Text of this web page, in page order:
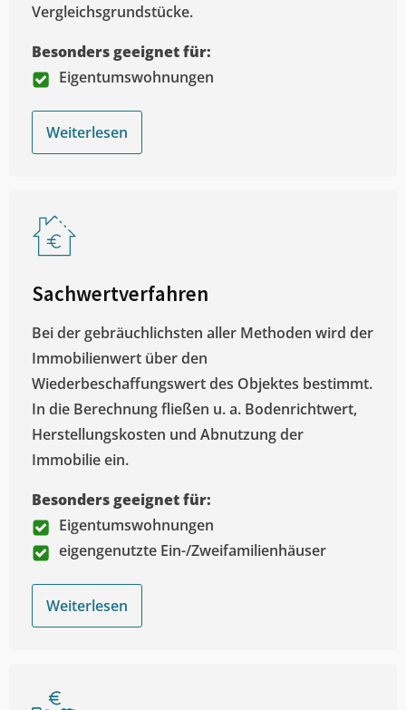
Vergleichsgrundstücke.
Besonders geeignet für:
Eigentumswohnungen
Weiterlesen
Sachwertverfahren
Bei der gebräuchlichsten aller Methoden wird der
Immobilienwert über den
Wiederbeschaffungswert des Objektes bestimmt.
In die Berechnung fließen u. a. Bodenrichtwert,
Herstellungskosten und Abnutzung der
Immobilie ein.
Besonders geeignet für:
Eigentumswohnungen
eigengenutzte Ein-/Zweifamilienhäuser
Weiterlesen